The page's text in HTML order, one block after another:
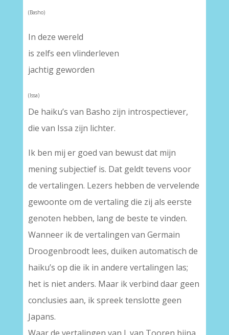
(Basho)
In deze wereld
is zelfs een vlinderleven
jachtig geworden
(Issa)
De haiku’s van Basho zijn introspectiever,
die van Issa zijn lichter.
Ik ben mij er goed van bewust dat mijn
mening subjectief is. Dat geldt tevens voor
de vertalingen. Lezers hebben de vervelende
gewoonte om de vertaling die zij als eerste
genoten hebben, lang de beste te vinden.
Wanneer ik de vertalingen van Germain
Droogenbroodt lees, duiken automatisch de
haiku’s op die ik in andere vertalingen las;
het is niet anders. Maar ik verbind daar geen
conclusies aan, ik spreek tenslotte geen
Japans.